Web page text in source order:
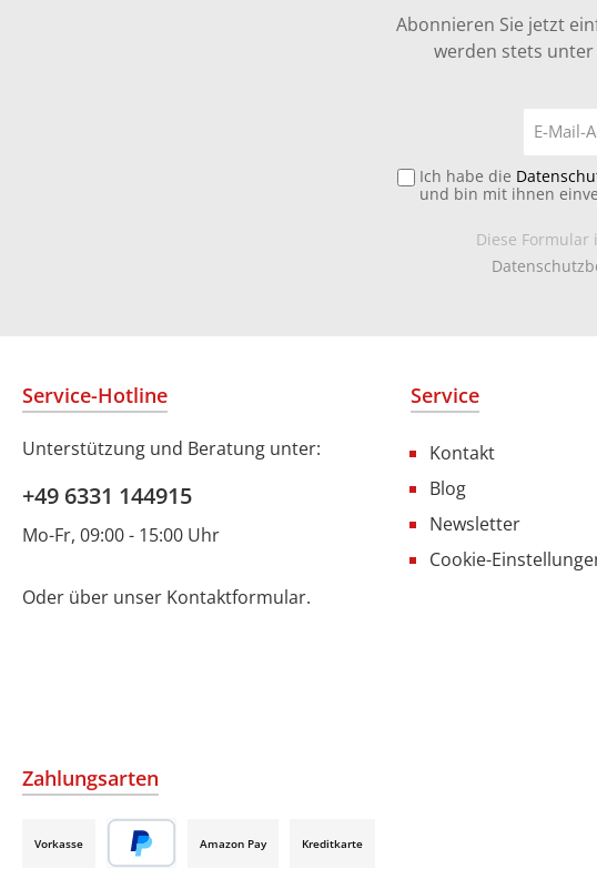
Abonnieren Sie jetzt
werden stets
Ich habe die
und bin mit ihnen
Diese Formular
Service-Hotline
Unterstützung und Beratung unter:
+49 6331 144915
Mo-Fr, 09:00 - 15:00 Uhr
Oder über unser Kontaktformular.
Service
Kontakt
Blog
Newsletter
Cookie-
Zahlungsarten
Vorkasse Amazon Pay Kreditkarte